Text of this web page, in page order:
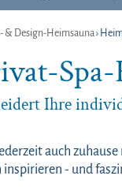
& Design-Heimsauna›
Ihre
auch
inspirieren - und